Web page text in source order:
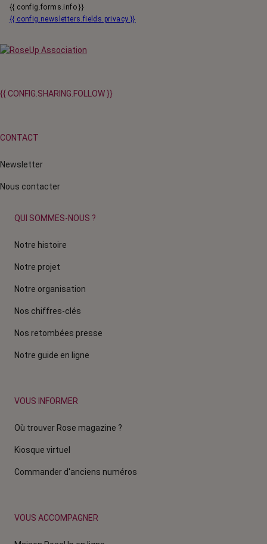
{{ config.forms.info }}
{{ config.newsletters.fields.privacy }}
{{ CONFIG.SHARING.FOLLOW }}
CONTACT
Newsletter
Nous contacter
QUI SOMMES-NOUS ?
Notre histoire
Notre projet
Notre organisation
Nos chiffres-clés
Nos retombées presse
Notre guide en ligne
VOUS INFORMER
Où trouver Rose magazine ?
Kiosque virtuel
Commander d'anciens numéros
VOUS ACCOMPAGNER